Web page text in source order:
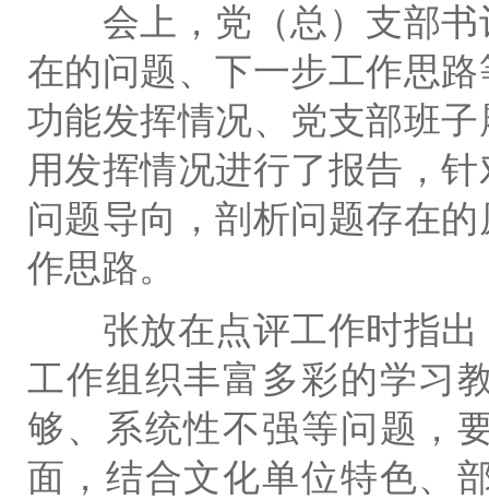
会上，党（总）支部书
在的问题、下一步工作思
功能发挥情况、党支部班
用发挥情况进行了报告，
问题导向，剖析问题存在
作思路。
张放在点评工作时指
工作组织丰富多彩的学习
够、系统性不强等问题，
面，结合文化单位特色、